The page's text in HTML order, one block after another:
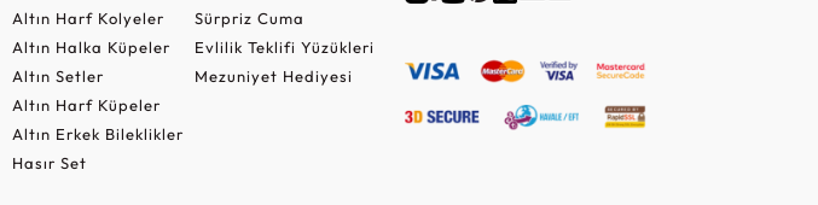
Altın Harf Kolyeler
Altın Halka Küpeler
Altın Setler
Altın Harf Küpeler
Altın Erkek Bileklikler
Hasır Set
Sürpriz Cuma
Evlilik Teklifi Yüzükleri
Mezuniyet Hediyesi